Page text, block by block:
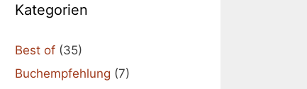
Kategorien
Best of (35)
Buchempfehlung (7)